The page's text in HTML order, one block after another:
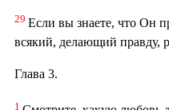
29 Если вы знаете, что Он
всякий, делающий правду,
Глава 3.
1